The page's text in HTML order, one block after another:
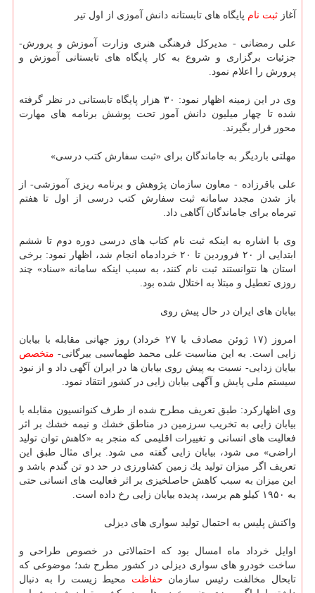
آغاز ثبت نام پایگاه های تابستانه دانش آموزی از اول تیر
علی رمضانی - مدیركل فرهنگی هنری وزارت آموزش و پرورش-
جزئیات برگزاری و شروع به كار پایگاه های تابستانی آموزش و
پرورش را اعلام نمود.
وی در این زمینه اظهار نمود: ۳۰ هزار پایگاه تابستانی در نظر گرفته
شده تا چهار میلیون دانش آموز تحت پوشش برنامه های مهارت
محور قرار بگیرند.
مهلتی باردیگر به جاماندگان برای «ثبت سفارش كتب درسی»
علی باقرزاده - معاون سازمان پژوهش و برنامه ریزی آموزشی- از
باز شدن مجدد سامانه ثبت سفارش كتب درسی از اول تا هفتم
تیرماه برای جاماندگان آگاهی داد.
وی با اشاره به اینكه ثبت نام كتاب های درسی دوره دوم تا ششم
ابتدایی از ۲۰ فروردین تا ۲۰ خردادماه انجام شد، اظهار نمود: برخی
استان ها نتوانستند ثبت نام كنند، به سبب اینكه سامانه «سناد» چند
روزی تعطیل و مبتلا به اختلال شده بود.
بیابان های ایران در حال پیش روی
امروز (۱۷ ژوئن مصادف با ۲۷ خرداد) روز جهانی مقابله با بیابان
زایی است. به این مناسبت علی محمد طهماسبی بیرگانی- متخصص
بیایان زدایی- نسبت به پیش روی بیابان ها در ایران آگهی داد و از نبود
سیستم ملی پایش و آگهی بیابان زایی در كشور انتقاد نمود.
وی اظهاركرد: طبق تعریف مطرح شده از طرف كنوانسیون مقابله با
بیابان زایی به تخریب سرزمین در مناطق خشك و نیمه خشك بر اثر
فعالیت های انسانی و تغییرات اقلیمی كه منجر به «كاهش توان تولید
اراضی» می شود، بیابان زایی گفته می شود. برای مثال طبق این
تعریف اگر میزان تولید یك زمین كشاورزی در حد دو تن گندم باشد و
این میزان به سبب كاهش حاصلخیزی بر اثر فعالیت های انسانی حتی
به ۱۹۵۰ كیلو هم برسد، پدیده بیابان زایی رخ داده است.
واكنش پلیس به احتمال تولید سواری های دیزلی
اوایل خرداد ماه امسال بود كه احتمالاتی در خصوص طراحی و
ساخت خودرو های سواری دیزلی در كشور مطرح شد؛ موضوعی كه
تابحال مخالفت رئیس سازمان حفاظت محیط زیست را به دنبال